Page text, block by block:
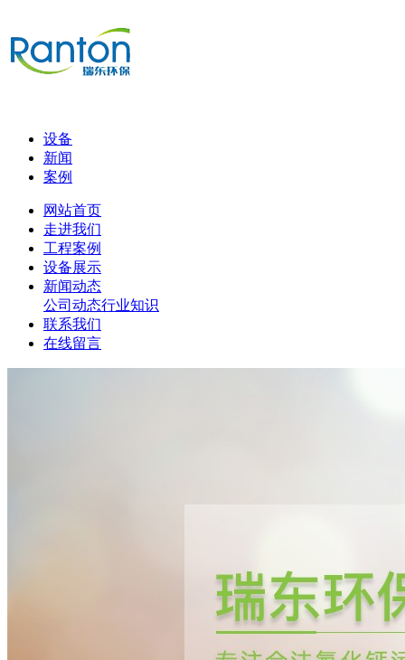
设备
新闻
案例
网站首页
走进我们
工程案例
设备展示
新闻动态
公司动态行业知识
联系我们
在线留言